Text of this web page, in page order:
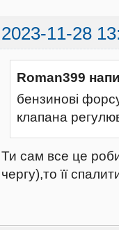
2023-11-28
Roman399
бензинові
клапана
Ти сам все це
чергу),то її